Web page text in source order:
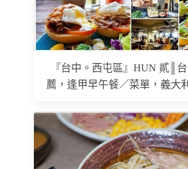
『台中。西屯區』HUN 貳║
薦，逢甲早午餐／菜單，義大